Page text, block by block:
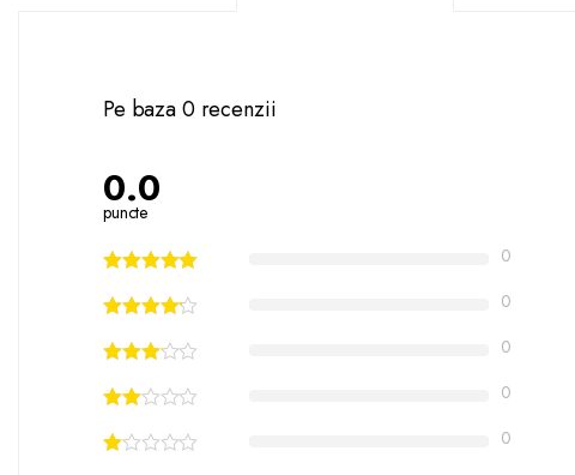
Pe baza 0 recenzii
0.0
puncte
0
0
0
0
0